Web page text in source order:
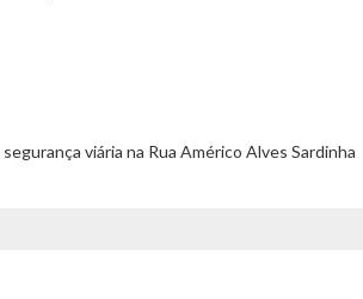
viária na Rua Américo Alves Sardinha